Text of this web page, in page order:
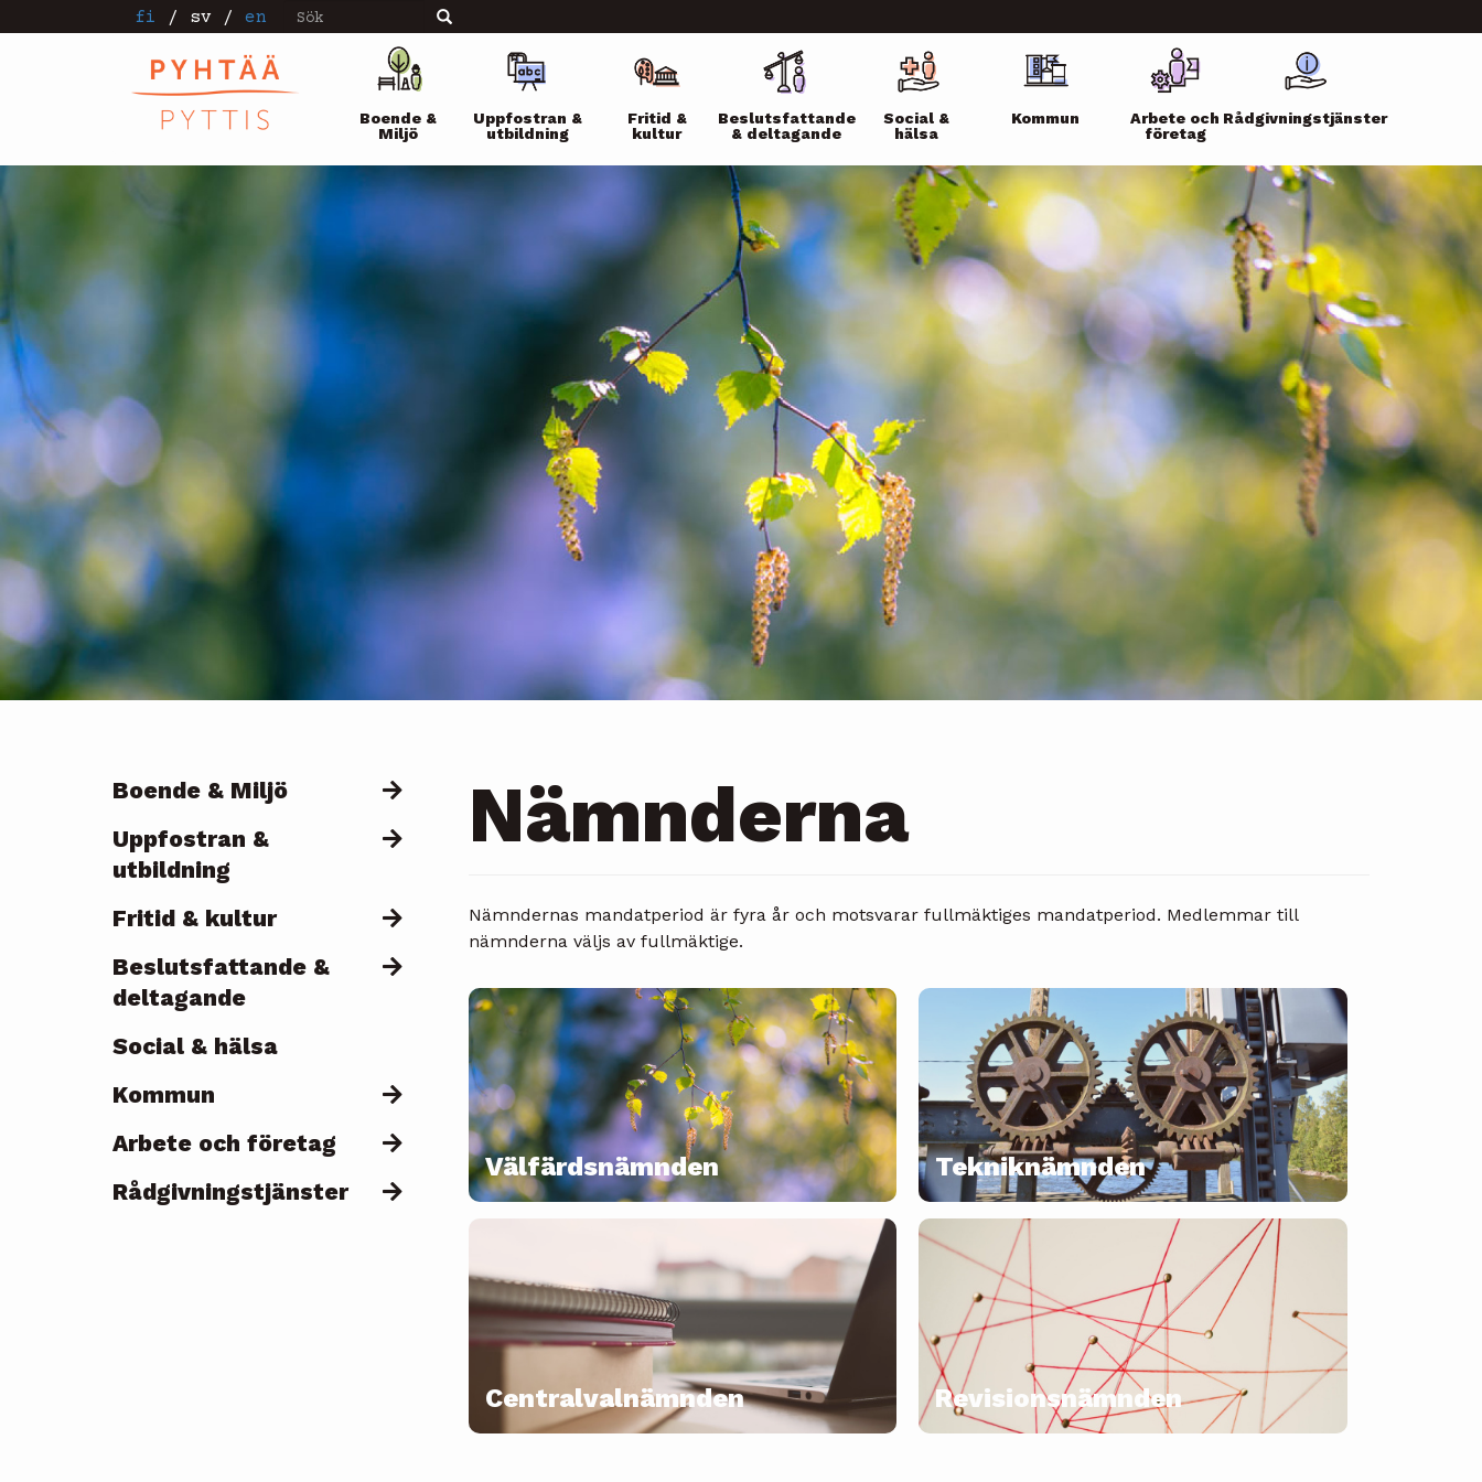
till
fi / sv / en Sök Sök
Päävalikko
Boende &
Miljö
Uppfostran &
utbildning
Fritid &
kultur
Beslutsfattande
& deltagande
Social &
hälsa
Kommun
Arbete och
företag
Rådgivningstjänster
Päävalikko
Boende & Miljö
Uppfostran &
utbildning
Fritid & kultur
Beslutsfattande &
deltagande
Social & hälsa
Kommun
Arbete och företag
Rådgivningstjänster
Nämnderna
Nämndernas mandatperiod är fyra år och motsvarar fullmäktiges mandatperiod. Medlemmar till
nämnderna väljs av fullmäktige.
Välfärdsnämnden Tekniknämnden
Centralvalnämnden Revisionsnämnden